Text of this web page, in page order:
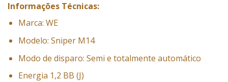
Informações Técnicas:
Marca: WE
Modelo: Sniper M14
Modo de disparo: Semi e totalmente automático
Energia 1,2 BB (J)